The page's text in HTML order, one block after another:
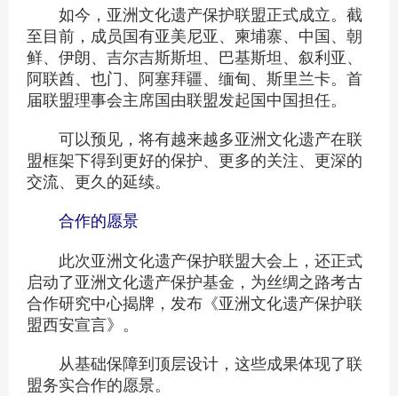
如今，亚洲文化遗产保护联盟正式成立。截
至目前，成员国有亚美尼亚、柬埔寨、中国、朝
鲜、伊朗、吉尔吉斯斯坦、巴基斯坦、叙利亚、
阿联酋、也门、阿塞拜疆、缅甸、斯里兰卡。首
届联盟理事会主席国由联盟发起国中国担任。
可以预见，将有越来越多亚洲文化遗产在联
盟框架下得到更好的保护、更多的关注、更深的
交流、更久的延续。
合作的愿景
此次亚洲文化遗产保护联盟大会上，还正式
启动了亚洲文化遗产保护基金，为丝绸之路考古
合作研究中心揭牌，发布《亚洲文化遗产保护联
盟西安宣言》。
从基础保障到顶层设计，这些成果体现了联
盟务实合作的愿景。